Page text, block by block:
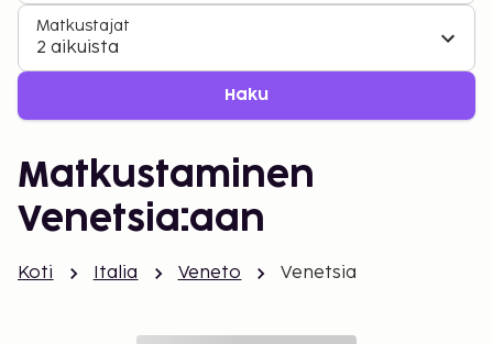
Matkustajat
2 aikuista
Haku
Matkustaminen
Venetsia:aan
Koti Italia Veneto Venetsia